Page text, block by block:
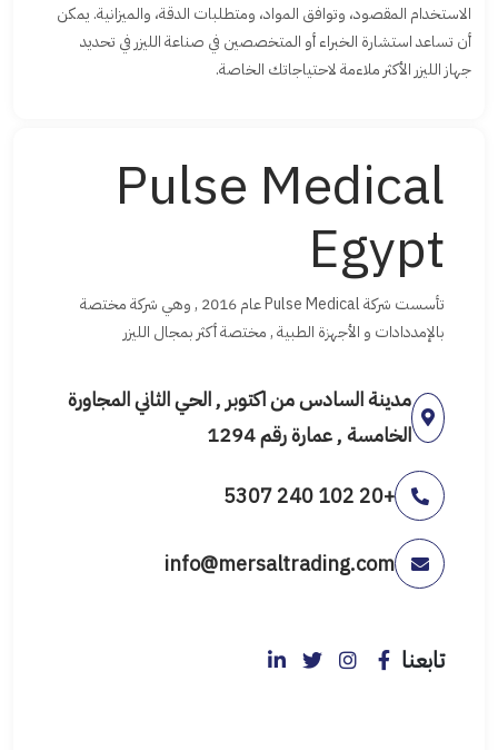
الاستخدام المقصود، وتوافق المواد، ومتطلبات الدقة، والميزانية. يمكن
أن تساعد استشارة الخبراء أو المتخصصين في صناعة الليزر في تحديد
جهاز الليزر الأكثر ملاءمة لاحتياجاتك الخاصة.
Pulse Medical
Egypt
تأسست شركة Pulse Medical عام 2016 , وهي شركة مختصة
بالإمددادات و الأجهزة الطبية , مختصة أكثر بمجال الليزر
مدينة السادس من اكتوبر , الحي الثاني المجاورة
الخامسة , عمارة رقم 1294
+20 102 240 5307
info@mersaltrading.com
تابعنا